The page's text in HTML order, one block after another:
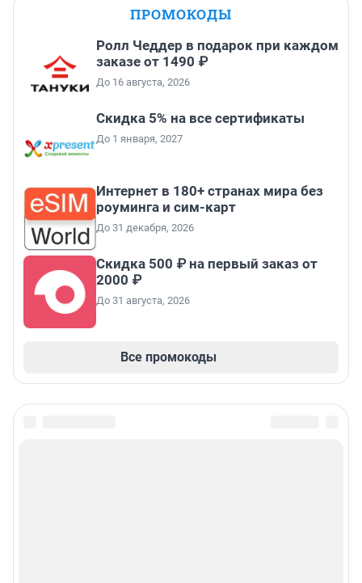
ПРОМОКОДЫ
Ролл Чеддер в подарок при каждом
заказе от 1490 ₽
До 16 августа, 2026
Скидка 5% на все сертификаты
До 1 января, 2027
Интернет в 180+ странах мира без
роуминга и сим-карт
До 31 декабря, 2026
Скидка 500 ₽ на первый заказ от
2000 ₽
До 31 августа, 2026
Все промокоды